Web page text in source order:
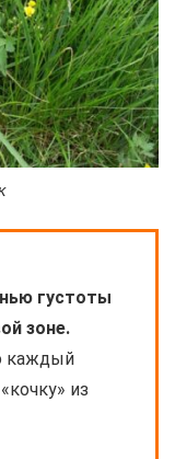
густоты
зоне.
каждый
из